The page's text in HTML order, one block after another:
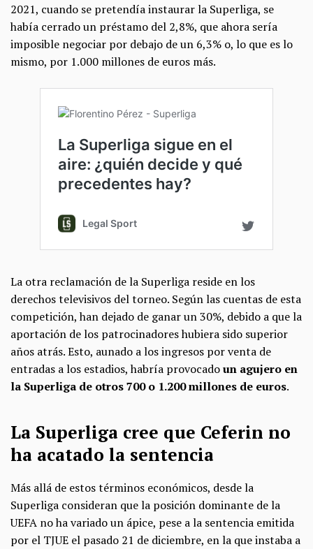
2021, cuando se pretendía instaurar la Superliga, se
había cerrado un préstamo del 2,8%, que ahora sería
imposible negociar por debajo de un 6,3% o, lo que es lo
mismo, por 1.000 millones de euros más.
La otra reclamación de la Superliga reside en los
derechos televisivos del torneo. Según las cuentas de esta
competición, han dejado de ganar un 30%, debido a que la
aportación de los patrocinadores hubiera sido superior
años atrás. Esto, aunado a los ingresos por venta de
entradas a los estadios, habría provocadoun agujero en
la Superliga de otros 700 o 1.200 millones de euros.
La Superliga cree que Ceferin no
ha acatado la sentencia
Más allá de estos términos económicos, desde la
Superliga consideran que la posición dominante de la
UEFA no ha variado un ápice, pese a la sentencia emitida
por el TJUE el pasado 21 de diciembre, en la que instaba a